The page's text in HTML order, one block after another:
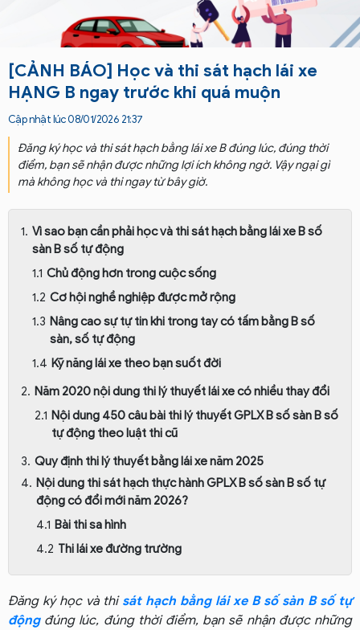
[CẢNH BÁO] Học và thi sát hạch lái xe
HẠNG B ngay trước khi quá muộn
Cập nhật lúc 08/01/2026 21:37
Đăng ký học và thi sát hạch bằng lái xe B đúng lúc, đúng thời
điểm, bạn sẽ nhận được những lợi ích không ngờ. Vậy ngại gì
mà không học và thi ngay từ bây giờ.
Vì sao bạn cần phải học và thi sát hạch bằng lái xe B số
sàn B số tự động
Chủ động hơn trong cuộc sống
Cơ hội nghề nghiệp được mở rộng
Nâng cao sự tự tin khi trong tay có tấm bằng B số
sàn, số tự động
Kỹ năng lái xe theo bạn suốt đời
Năm 2020 nội dung thi lý thuyết lái xe có nhiều thay đổi
Nội dung 450 câu bài thi lý thuyết GPLX B số sàn B số
tự động theo luật thi cũ
Quy định thi lý thuyết bằng lái xe năm 2025
Nội dung thi sát hạch thực hành GPLX B số sàn B số tự
động có đổi mới năm 2026?
Bài thi sa hình
Thi lái xe đường trường
Đăng ký học và thi sát hạch bằng lái xe B số sàn B số tự
độngđúng lúc, đúng thời điểm, bạn sẽ nhận được những